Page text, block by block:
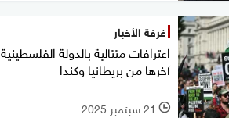
غرفة الأخبار
اعترافات متتالية بالدولة الفلسطينية
آخرها من بريطانيا وكندا
l 21 سبتمبر 2025